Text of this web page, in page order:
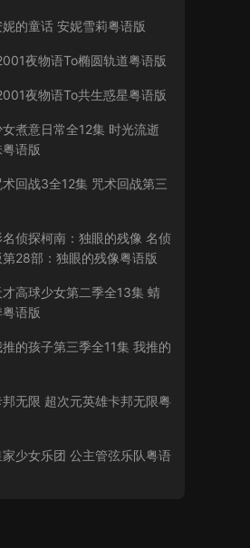
的童话 安妮雪莉粤语版
夜物语To椭圆轨道粤语版
夜物语To共生惑星粤语版
煮意日常全12集 时光流逝
语版
回战3全12集 咒术回战第三
侦探柯南：独眼的残像 名侦
28部：独眼的残像粤语版
高球少女第二季全13集 蜻
语版
的孩子第三季全11集 我推的
无限 超次元英雄卡邦无限粤
少女乐团 公主管弦乐队粤语